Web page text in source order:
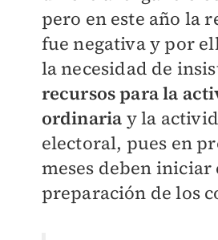
pero en este año la
fue negativa y por
la necesidad de
recursos para la
ordinaria y la
electoral, pues en
meses deben iniciar
preparación de los